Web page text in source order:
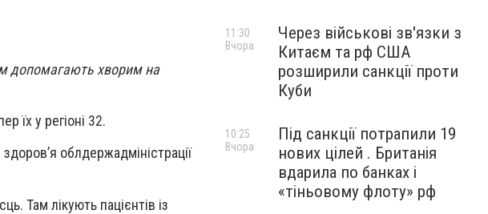
допомагають хворим на
їх у регіоні 32.
облдержадміністрації
Там лікують пацієнтів із
Через військові зв'язки з
Китаєм та рф США
розширили санкції проти
Куби
11:30
Вчора
Під санкції потрапили 19
нових цілей . Британія
вдарила по банках і
«тіньовому флоту» рф
10:25
Вчора